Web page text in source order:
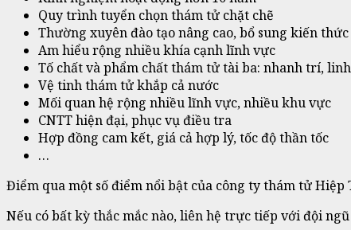
Quy trình tuyển chọn thám tử chặt chẽ
Thường xuyên đào tạo nâng cao, bổ sung kiến
Am hiểu rộng nhiều khía cạnh lĩnh vực
Tố chất và phẩm chất thám tử tài ba: nhanh trí,
Vệ tinh thám tử khắp cả nước
Mối quan hệ rộng nhiều lĩnh vực, nhiều khu vực
CNTT hiện đại, phục vụ điều tra
Hợp đồng cam kết, giá cả hợp lý, tốc độ thần tốc
…
Điểm qua một số điểm nổi bật của công ty thám tử
Nếu có bất kỳ thắc mắc nào, liên hệ trực tiếp với đội